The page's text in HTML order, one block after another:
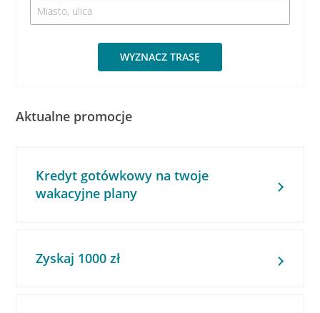
WYZNACZ TRASĘ
Aktualne promocje
Kredyt gotówkowy na twoje
wakacyjne plany
Zyskaj 1000 zł